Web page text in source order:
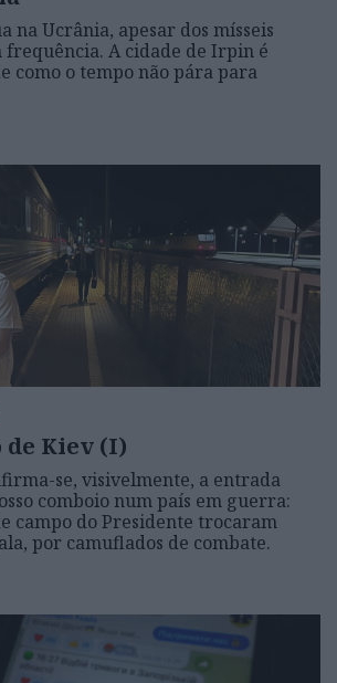
na Ucrânia, apesar dos mísseis
frequência. A cidade de Irpin é
como o tempo não pára para
de Kiev (I)
se, visivelmente, a entrada
comboio num país em guerra:
campo do Presidente trocaram
por camuflados de combate.